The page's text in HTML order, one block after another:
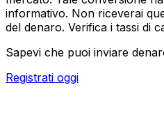
informativo. Non riceverai
del denaro. Verifica i tassi di
Sapevi che puoi inviare
Registrati oggi